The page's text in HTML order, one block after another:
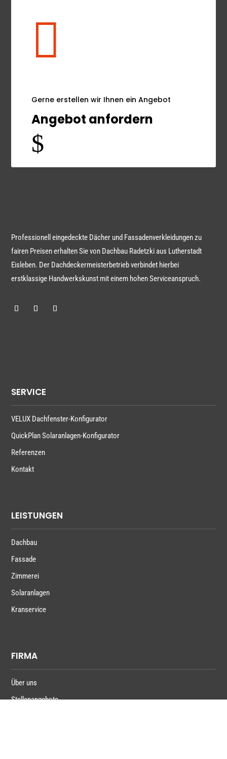

Gerne erstellen wir Ihnen ein Angebot
Angebot anfordern
$
Professionell eingedeckte Dächer und Fassadenverkleidungen zu
fairen Preisen erhalten Sie von Dachbau Radetzki aus Lutherstadt
Eisleben. Der Dachdeckermeister­betrieb verbindet hierbei
erstklassige Handwerkskunst mit einem hohen Serviceanspruch.
SERVICE
VELUX Dachfenster-Konfigurator
QuickPlan Solaranlagen-Konfigurator
Referenzen
Kontakt
LEISTUNGEN
Dachbau
Fassade
Zimmerei
Solaranlagen
Kranservice
FIRMA
Über uns
Stellenangebote